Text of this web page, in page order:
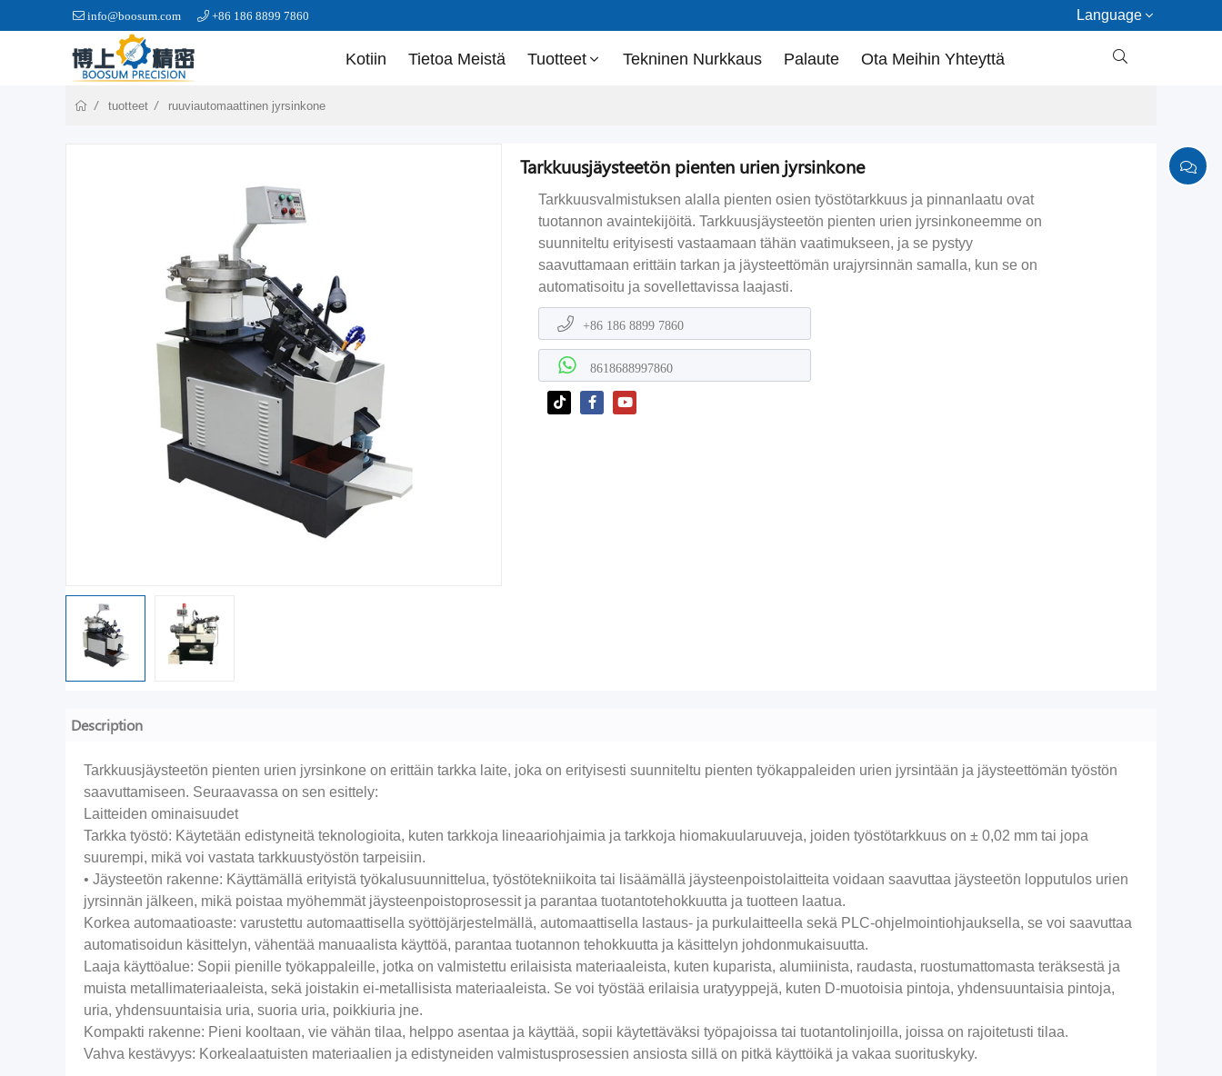
info@boosum.com +86 186 8899 7860 Language
Kotiin Tietoa Meistä Tuotteet Tekninen Nurkkaus Palaute Ota Meihin Yhteyttä 
tuotteet ruuviautomaattinen jyrsinkone
Tarkkuusjäysteetön pienten urien jyrsinkone
Tarkkuusvalmistuksen alalla pienten osien työstötarkkuus ja pinnanlaatu ovat
tuotannon avaintekijöitä. Tarkkuusjäysteetön pienten urien jyrsinkoneemme on
suunniteltu erityisesti vastaamaan tähän vaatimukseen, ja se pystyy
saavuttamaan erittäin tarkan ja jäysteettömän urajyrsinnän samalla, kun se on
automatisoitu ja sovellettavissa laajasti.
+86 186 8899 7860
8618688997860
Description
Tarkkuusjäysteetön pienten urien jyrsinkone on erittäin tarkka laite, joka on erityisesti suunniteltu pienten työkappaleiden urien jyrsintään ja jäysteettömän työstön
saavuttamiseen. Seuraavassa on sen esittely:
Laitteiden ominaisuudet
Tarkka työstö: Käytetään edistyneitä teknologioita, kuten tarkkoja lineaariohjaimia ja tarkkoja hiomakuularuuveja, joiden työstötarkkuus on ± 0,02 mm tai jopa
suurempi, mikä voi vastata tarkkuustyöstön tarpeisiin.
• Jäysteetön rakenne: Käyttämällä erityistä työkalusuunnittelua, työstötekniikoita tai lisäämällä jäysteenpoistolaitteita voidaan saavuttaa jäysteetön lopputulos urien
jyrsinnän jälkeen, mikä poistaa myöhemmät jäysteenpoistoprosessit ja parantaa tuotantotehokkuutta ja tuotteen laatua.
Korkea automaatioaste: varustettu automaattisella syöttöjärjestelmällä, automaattisella lastaus- ja purkulaitteella sekä PLC-ohjelmointiohjauksella, se voi saavuttaa
automatisoidun käsittelyn, vähentää manuaalista käyttöä, parantaa tuotannon tehokkuutta ja käsittelyn johdonmukaisuutta.
Laaja käyttöalue: Sopii pienille työkappaleille, jotka on valmistettu erilaisista materiaaleista, kuten kuparista, alumiinista, raudasta, ruostumattomasta teräksestä ja
muista metallimateriaaleista, sekä joistakin ei-metallisista materiaaleista. Se voi työstää erilaisia ​​uratyyppejä, kuten D-muotoisia pintoja, yhdensuuntaisia ​​pintoja,
uria, yhdensuuntaisia ​​uria, suoria uria, poikkiuria jne.
Kompakti rakenne: Pieni kooltaan, vie vähän tilaa, helppo asentaa ja käyttää, sopii käytettäväksi työpajoissa tai tuotantolinjoilla, joissa on rajoitetusti tilaa.
Vahva kestävyys: Korkealaatuisten materiaalien ja edistyneiden valmistusprosessien ansiosta sillä on pitkä käyttöikä ja vakaa suorituskyky.